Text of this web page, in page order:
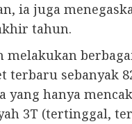
ia juga
tahun.
melakukan
terbaru sebanyak
hanya
3T (tertinggal,